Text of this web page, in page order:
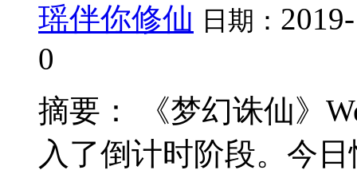
瑶伴你修仙 日期：
0
摘要： 《梦幻诛仙》
入了倒计时阶段。今